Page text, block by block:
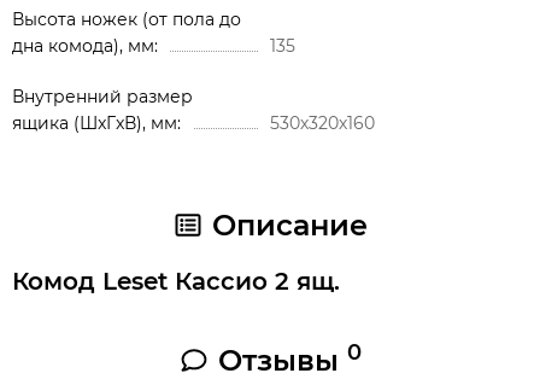
Высота ножек (от пола до
дна комода), мм
135
Внутренний размер
ящика (ШxГxВ), мм
530х320х160
Описание
Комод Leset Кассио 2 ящ.
Отзывы0